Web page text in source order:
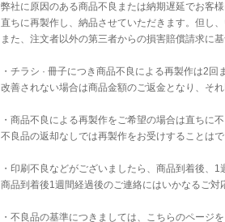
弊社に原因のある商品不良または納期遅延でお客
直ちに再製作し、納品させていただきます。但し
また、注文者以外の第三者からの損害賠償請求に
・チラシ · 冊子につき商品不良による再製作は2
改善されない場合は商品金額のご返金となり、そ
・商品不良による再製作をご希望の場合は直ちに
不良品の返却なしでは再製作をお受けすることはで
・印刷不良などがございましたら、商品到着後、1
商品到着後1週間経過後のご連絡にはいかなるご対
・不良品の基準につきましては、 こちらのページを